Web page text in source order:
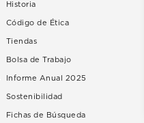
Historia
Código de Ética
Tiendas
Bolsa de Trabajo
Informe Anual 2025
Sostenibilidad
Fichas de Búsqueda